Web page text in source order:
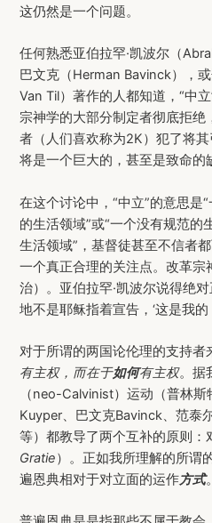
这仍然是一个问题。
任何熟悉亚伯拉罕·凯波尔（
巴文克（Herman Bavinck），
Van Til）著作的人都知道，“中
宗神学的大部分制定者彻底拒
者（人们喜欢称为2K）犯了将
将是一个巨大的，甚至是致命的
在这个讨论中，“中立”的意思是
的生活领域”或“一个没有规范的
生活领域”，基督徒甚至不信者
一个真正合理的关注点。改革宗
治）。亚伯拉罕·凯波尔说得绝
地不是耶稣指着宣告，‘这是我的
对于所谓的两国论伦理的支持者
有主权，而在于如何有主权。据
（neo-Calvinist）运动（普林
Kuyper、巴文克Bavinck、范泰
等）都教导了两个互补的原则：
Gratie）。正如我所理解的所谓
遍恩典相对于对立面的运作方式。